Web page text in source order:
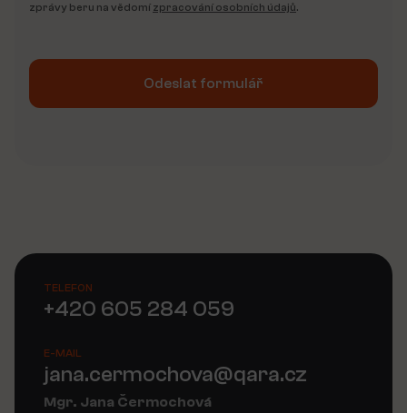
zprávy beru na vědomí zpracování osobních údajů.
Odeslat formulář
TELEFON
+420 605 284 059
E-MAIL
jana.cermochova@qara.cz
Mgr. Jana Čermochová